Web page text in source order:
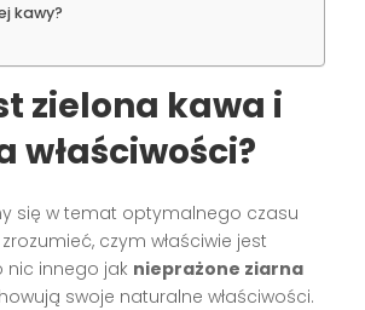
kawy?
zielona kawa i
właściwości?
się w temat optymalnego czasu
czym właściwie jest
nic innego jak nieprażone ziarna
swoje naturalne właściwości.